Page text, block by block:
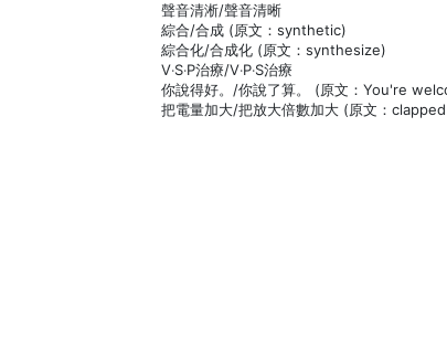
聲音清淅/聲音清晰
綜合/合成 (原文：synthetic)
綜合化/合成化 (原文：synthesize)
V‧S‧P治療/V‧P‧S治療
你說得好。/你說了算。 (原文：You're
把電量加大/把放大倍數加大 (原文：